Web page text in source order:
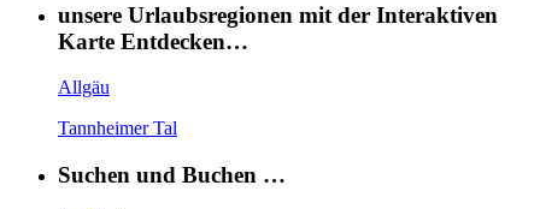
unsere Urlaubsregionen mit der Interaktiven
Karte Entdecken…
Allgäu
Tannheimer Tal
Suchen und Buchen …